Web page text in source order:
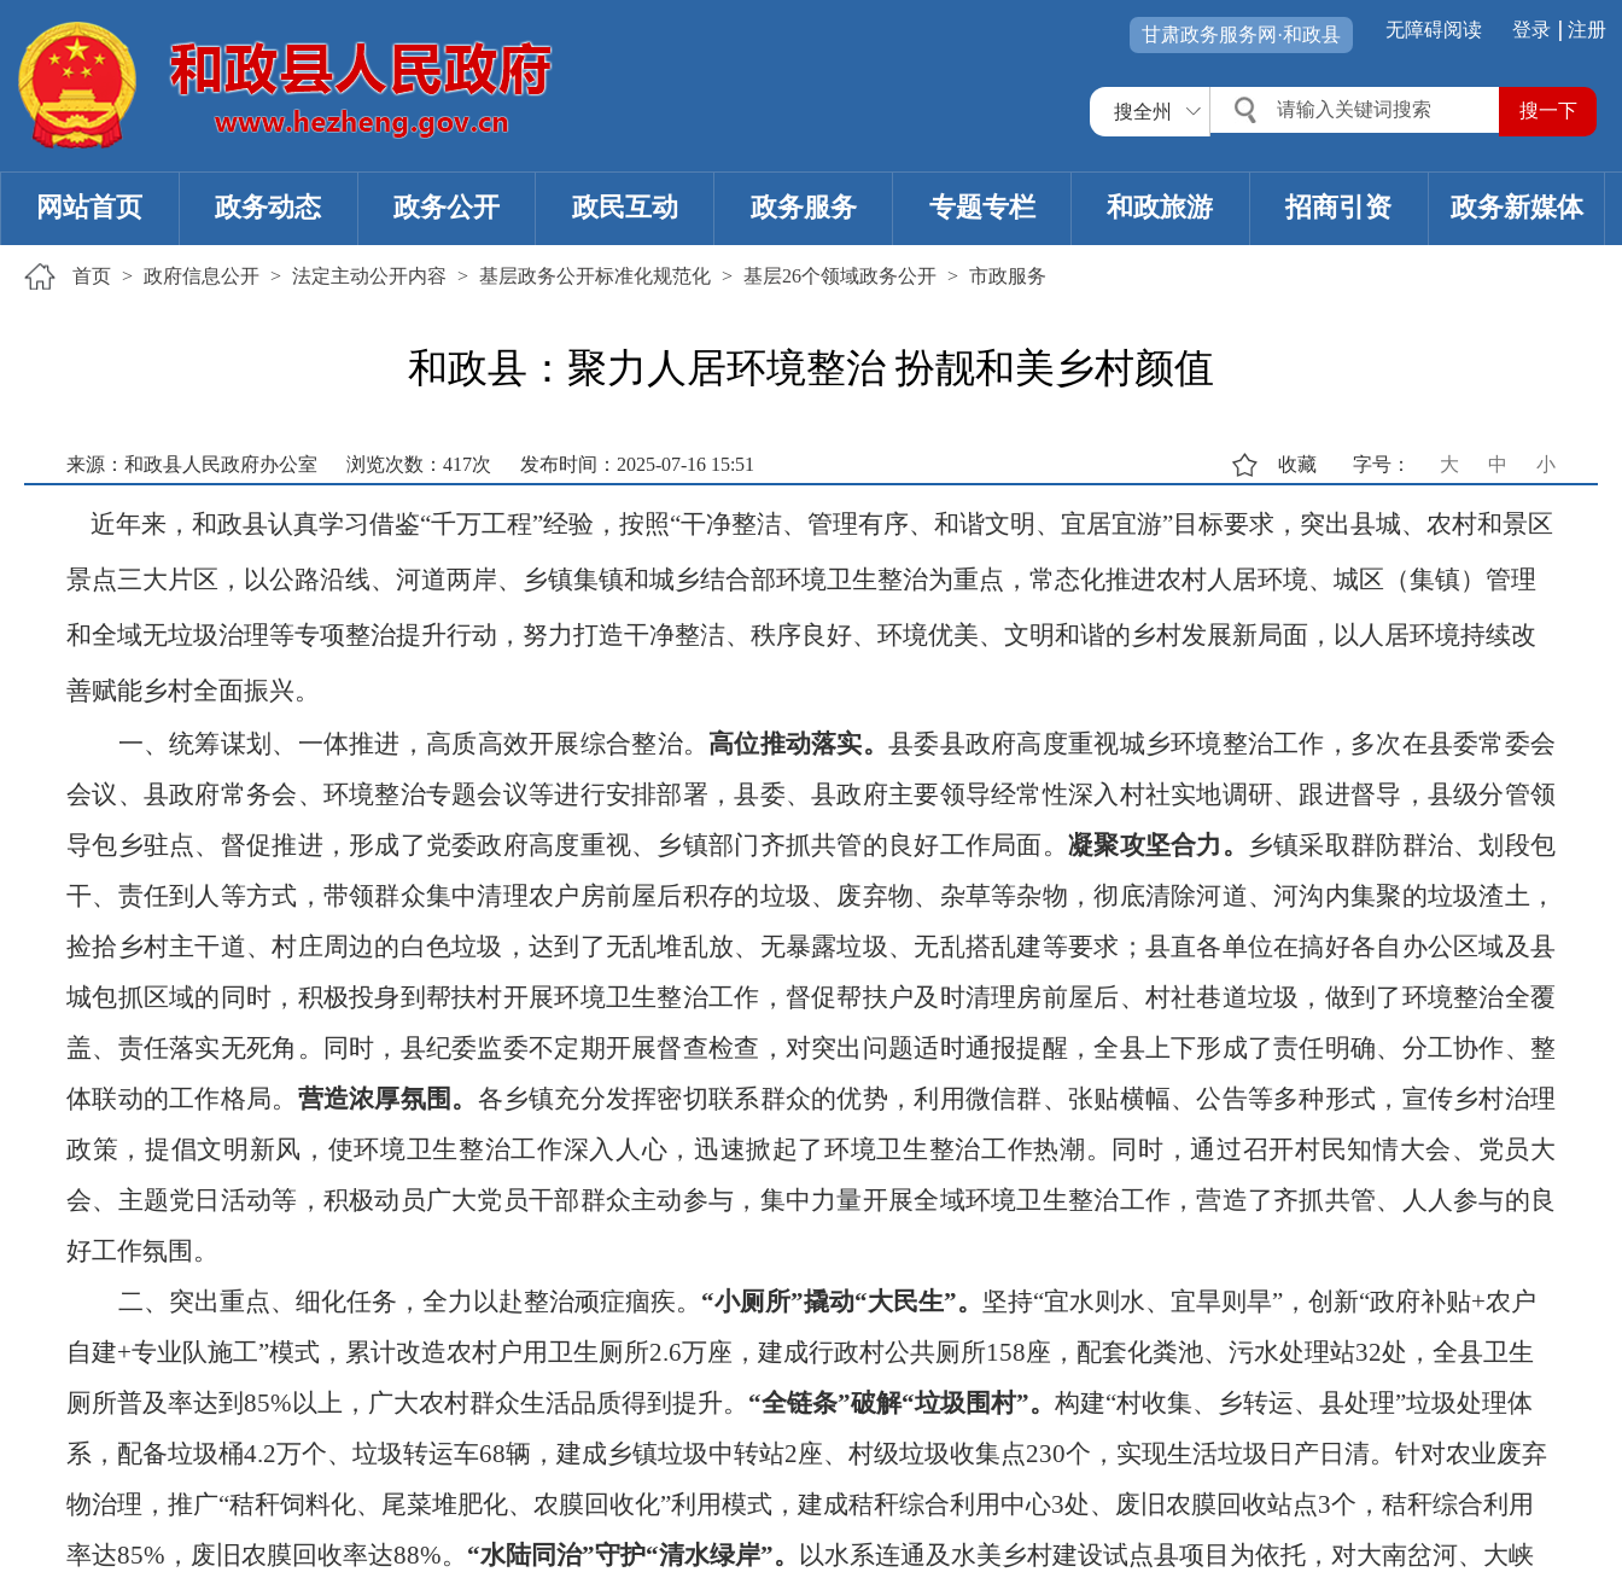
登录 注册
无障碍阅读
甘肃政务服务网·和政县
搜全州
网站首页 政务动态 政务公开 政民互动 政务服务 专题专栏 和政旅游 招商引资 政务新媒体
首页 > 政府信息公开 > 法定主动公开内容 > 基层政务公开标准化规范化 > 基层26个领域政务公开 > 市政服务
和政县：聚力人居环境整治 扮靓和美乡村颜值
来源：和政县人民政府办公室 浏览次数： 417次 发布时间：2025-07-16 15:51 字号： 大 中 小
收藏
近年来，和政县认真学习借鉴“千万工程”经验，按照“干净整洁、管理有序、和谐文明、宜居宜游”目标要求，突出县城、农村和景区
景点三大片区，以公路沿线、河道两岸、乡镇集镇和城乡结合部环境卫生整治为重点， 常态化推进农村人居环境、城区（集镇）管理
和全域无垃圾治理等专项整治提升行动， 努力打造干净整洁、秩序良好、环境优美、文明和谐的乡村发展新局面， 以人居环境持续改
善赋能乡村全面振兴。
一、统筹谋划、一体推进，高质高效开展综合整治。高位推动落实。县委县政府高度重视城乡环境整治工作，多次在县委常委会
会议、县政府常务会、环境整治专题会议等进行安排部署，县委、县政府主要领导经常性深入村社实地调研、跟进督导，县级分管领
导包乡驻点、督促推进，形成了党委政府高度重视、乡镇部门齐抓共管的良好工作局面。 凝聚攻坚合力。
乡镇采取群防群治、划段包
干、责任到人等方式，带领群众集中清理农户房前屋后积存的垃圾、废弃物、杂草等杂物，彻底清除河道、河沟内集聚的垃圾渣土，
捡拾乡村主干道、村庄周边的白色垃圾，达到了无乱堆乱放、无暴露垃圾、无乱搭乱建等要求；县直各单位在搞好各自办公区域及县
城包抓区域的同时，积极投身到帮扶村开展环境卫生整治工作，督促帮扶户及时清理房前屋后、村社巷道垃圾，做到了环境整治全覆
盖、责任落实无死角。同时，县纪委监委不定期开展督查检查，对突出问题适时通报提醒，全县上下形成了责任明确、分工协作、整
体联动的工作格局。 营造浓厚氛围。 各乡镇充分发挥密切联系群众的优势，利用微信群、张贴横幅、公告等多种形式，宣传乡村治理
政策，提倡文明新风，使环境卫生整治工作深入人心，迅速掀起了环境卫生整治工作热潮。同时，通过召开村民知情大会、党员大
会、主题党日活动等，积极动员广大党员干部群众主动参与，集中力量开展全域环境卫生整治工作，营造了齐抓共管、人人参与的良
好工作氛围。
二、突出重点、细化任务，全力以赴整治顽症痼疾。 “小厕所”撬动“大民生”。 坚持“宜水则水、宜旱则旱”，创新“政府补贴+农户
自建+专业队施工”模式，累计改造农村户用卫生厕所2.6万座，建成行政村公共厕所158座，配套化粪池、污水处理站32处，全县卫生
厕所普及率达到85%以上，广大农村群众生活品质得到提升。 “全链条”破解“垃圾围村”。 构建“村收集、乡转运、县处理”垃圾处理体
系，配备垃圾桶4.2万个、垃圾转运车68辆，建成乡镇垃圾中转站2座、村级垃圾收集点230个，实现生活垃圾日产日清。针对农业废弃
物治理，推广“秸秆饲料化、尾菜堆肥化、农膜回收化”利用模式，建成秸秆综合利用中心3处、废旧农膜回收站点3个，秸秆综合利用
率达85%，废旧农膜回收率达88%。 “水陆同治”守护“清水绿岸”。
以水系连通及水美乡村建设试点县项目为依托，对大南岔河、大峡